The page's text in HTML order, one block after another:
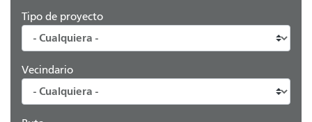
Tipo de proyecto
Vecindario